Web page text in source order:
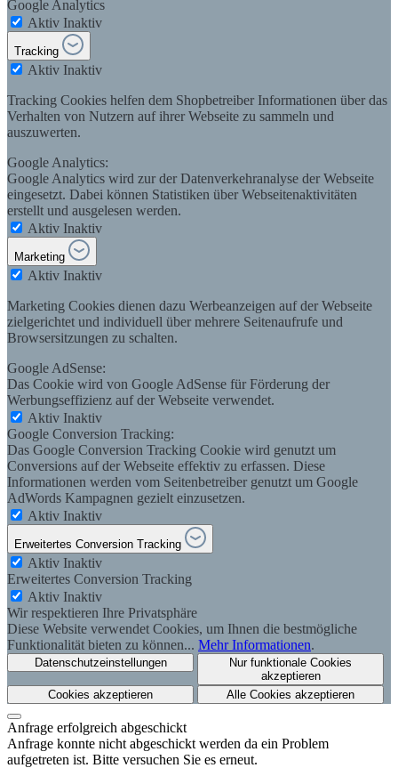
Google Analytics
Aktiv Inaktiv
Tracking
Aktiv Inaktiv
Tracking Cookies helfen dem Shopbetreiber Informationen über das
Verhalten von Nutzern auf ihrer Webseite zu sammeln und
auszuwerten.
Google Analytics:
Google Analytics wird zur der Datenverkehranalyse der Webseite
eingesetzt. Dabei können Statistiken über Webseitenaktivitäten
erstellt und ausgelesen werden.
Aktiv Inaktiv
Marketing
Aktiv Inaktiv
Marketing Cookies dienen dazu Werbeanzeigen auf der Webseite
zielgerichtet und individuell über mehrere Seitenaufrufe und
Browsersitzungen zu schalten.
Google AdSense:
Das Cookie wird von Google AdSense für Förderung der
Werbungseffizienz auf der Webseite verwendet.
Aktiv Inaktiv
Google Conversion Tracking:
Das Google Conversion Tracking Cookie wird genutzt um
Conversions auf der Webseite effektiv zu erfassen. Diese
Informationen werden vom Seitenbetreiber genutzt um Google
AdWords Kampagnen gezielt einzusetzen.
Aktiv Inaktiv
Erweitertes Conversion Tracking
Aktiv Inaktiv
Erweitertes Conversion Tracking
Aktiv Inaktiv
Wir respektieren Ihre Privatsphäre
Diese Website verwendet Cookies, um Ihnen die bestmögliche
Funktionalität bieten zu können... Mehr Informationen.
Datenschutzeinstellungen
Nur funktionale Cookies
akzeptieren
Cookies akzeptieren
Alle Cookies akzeptieren
Anfrage erfolgreich abgeschickt
Anfrage konnte nicht abgeschickt werden da ein Problem
aufgetreten ist. Bitte versuchen Sie es erneut.